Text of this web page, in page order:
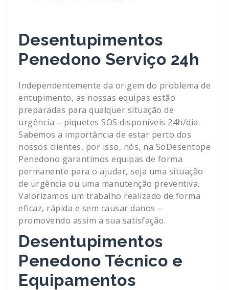
Desentupimentos
Penedono Serviço 24h
Independentemente da origem do problema de
entupimento, as nossas equipas estão
preparadas para qualquer situação de
urgência – piquetes SOS disponíveis 24h/dia.
Sabemos a importância de estar perto dos
nossos clientes, por isso, nós, na SoDesentope
Penedono garantimos equipas de forma
permanente para o ajudar, seja uma situação
de urgência ou uma manutenção preventiva.
Valorizamos um trabalho realizado de forma
eficaz, rápida e sem causar danos –
promovendo assim a sua satisfação.
Desentupimentos
Penedono Técnico e
Equipamentos